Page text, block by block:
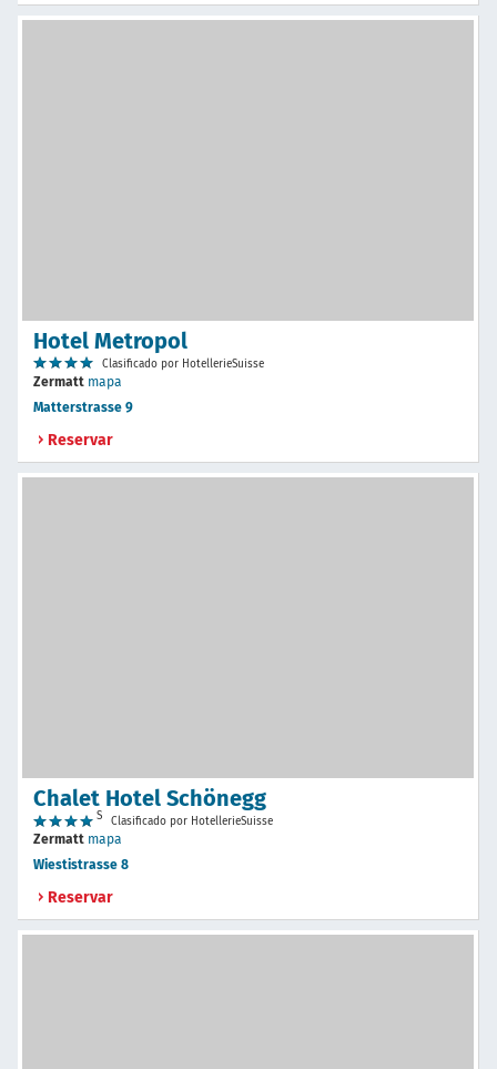
Hotel Metropol
Clasificado por HotellerieSuisse
Zermatt mapa
Matterstrasse 9
Reservar
Chalet Hotel Schönegg
S Clasificado por HotellerieSuisse
Zermatt mapa
Wiestistrasse 8
Reservar